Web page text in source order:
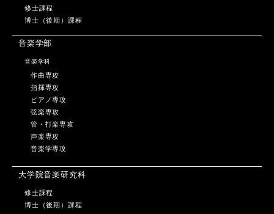
修士課程
博士（後期）課程
音楽学部
音楽学科
作曲専攻
指揮専攻
ピアノ専攻
弦楽専攻
管・打楽専攻
声楽専攻
音楽学専攻
大学院音楽研究科
修士課程
博士（後期）課程